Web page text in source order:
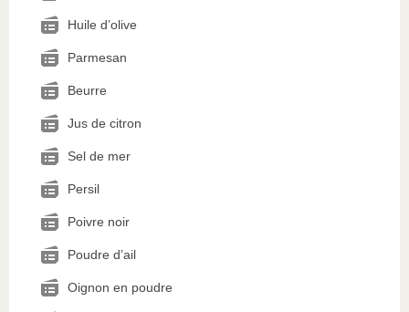
Huile d’olive
Parmesan
Beurre
Jus de citron
Sel de mer
Persil
Poivre noir
Poudre d’ail
Oignon en poudre